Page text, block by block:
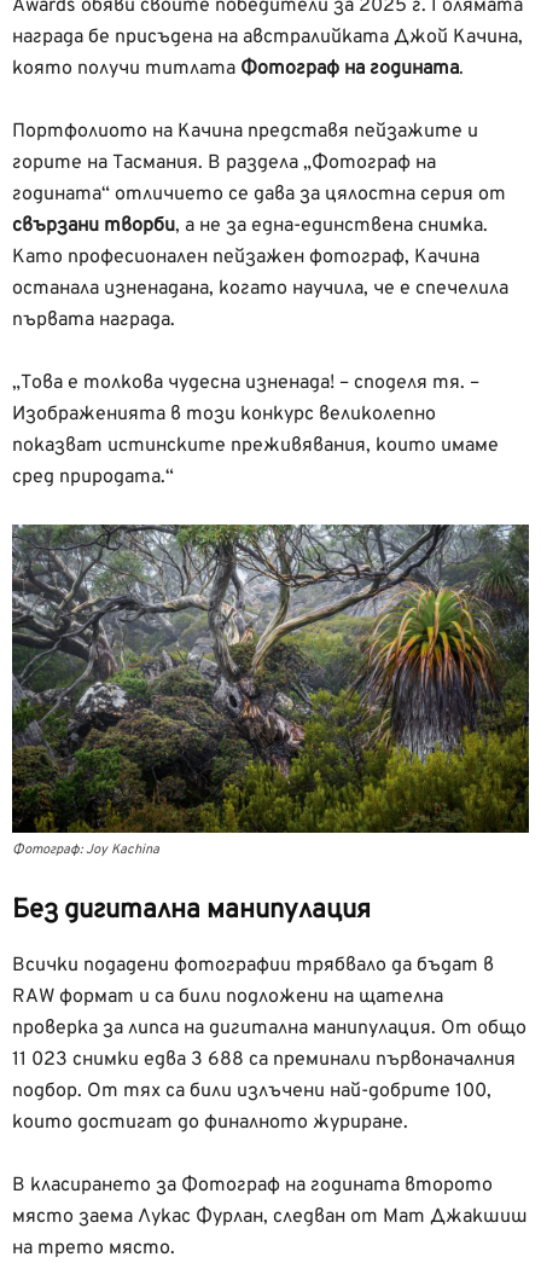
Awards обяви своите победители за 2025 г. Голямата
награда бе присъдена на австралийката Джой Качина,
която получи титлата Фотограф на годината.
Портфолиото на Качина представя пейзажите и
горите на Тасмания. В раздела „Фотограф на
годината“ отличието се дава за цялостна серия от
свързани творби, а не за една-единствена снимка.
Като професионален пейзажен фотограф, Качина
останала изненадана, когато научила, че е спечелила
първата награда.
„Това е толкова чудесна изненада! – споделя тя. –
Изображенията в този конкурс великолепно
показват истинските преживявания, които имаме
сред природата.“
Фотограф: Joy Kachina
Без дигитална манипулация
Всички подадени фотографии трябвало да бъдат в
RAW формат и са били подложени на щателна
проверка за липса на дигитална манипулация. От общо
11 023 снимки едва 3 688 са преминали първоначалния
подбор. От тях са били излъчени най-добрите 100,
които достигат до финалното журиране.
В класирането за Фотограф на годината второто
място заема Лукас Фурлан, следван от Мат Джакшиш
на трето място.